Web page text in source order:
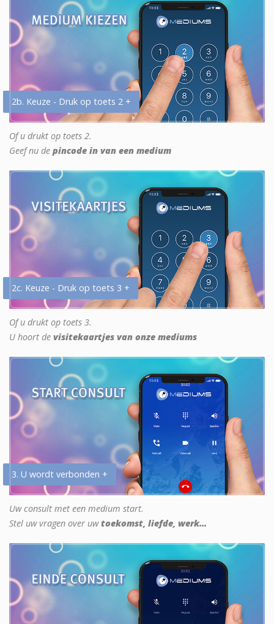
2b. Keuze - Druk op toets 2 +
Of u drukt op toets 2.
Geef nu de pincode in van een medium
2c. Keuze - Druk op toets 3 +
Of u drukt op toets 3.
U hoort de visitekaartjes van onze mediums
3. U wordt verbonden +
Uw consult met een medium start.
Stel uw vragen over uwtoekomst, liefde, werk...